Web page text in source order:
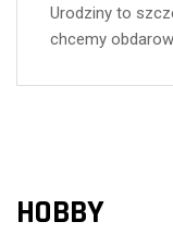
Urodziny to
chcemy
HOBBY